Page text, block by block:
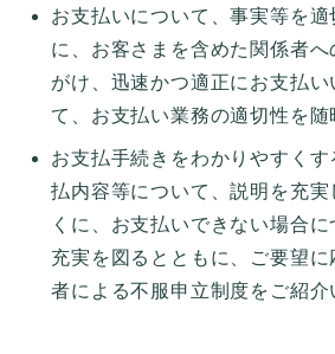
お支払いについて、事実等を
に、お客さまを含めた関係者
がけ、迅速かつ適正にお支払
て、お支払い業務の適切性を随
お支払手続きをわかりやすく
払内容等について、説明を充実
くに、お支払いできない場合
充実を図るとともに、ご要望
者による不服申立制度をご紹介